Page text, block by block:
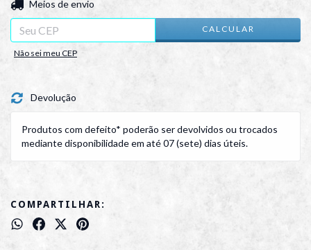
Entregas para o CEP:
Meios de envio
CALCULAR
Não sei meu CEP
Devolução
Produtos com defeito* poderão ser devolvidos ou trocados
mediante disponibilidade em até 07 (sete) dias úteis.
COMPARTILHAR: